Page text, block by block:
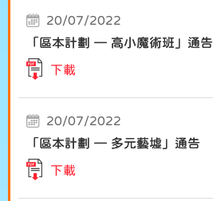
20/07/2022
「區本計劃 — 高小魔術班」通告
下載
20/07/2022
「區本計劃 — 多元藝墟」通告
下載